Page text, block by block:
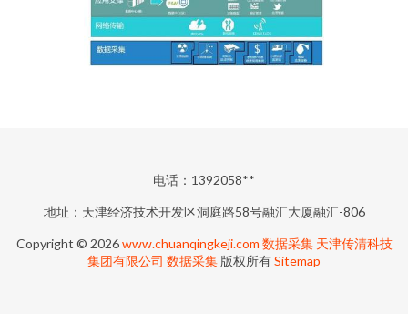
电话：1392058**
地址：天津经济技术开发区洞庭路58号融汇大厦融汇-806
Copyright © 2026www.chuanqingkeji.com 数据采集 天津传清科技
集团有限公司 数据采集 版权所有Sitemap